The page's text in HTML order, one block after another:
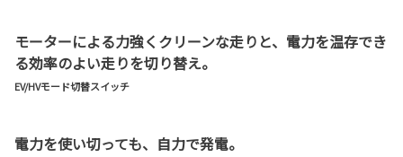
モーターによる力強くクリーンな走りと、電力を温存でき
る効率のよい走りを切り替え。
EV/HVモード切替スイッチ
電力を使い切っても、自力で発電。